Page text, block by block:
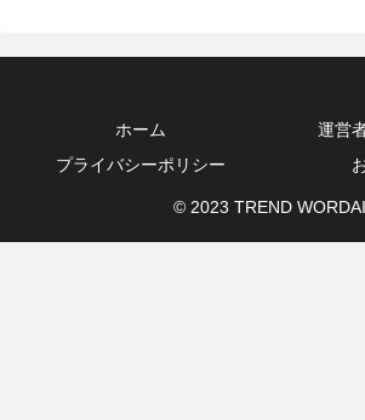
ホーム
運営
プライバシーポリシー
© 2023 TREND WORDAI.